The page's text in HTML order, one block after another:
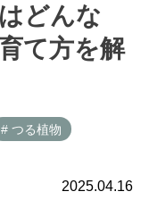
どんな
て方を解
# つる植物
2025.04.16